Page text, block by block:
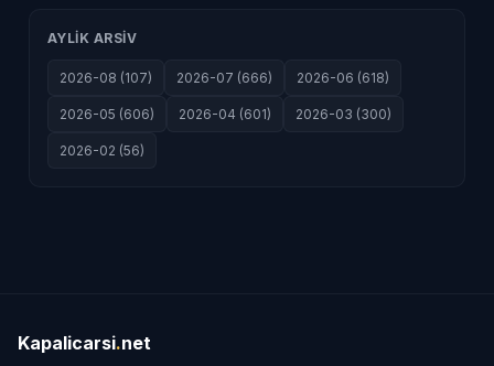
AYLIK ARSIV
2026-08 (107) 2026-07 (666) 2026-06 (618)
2026-05 (606) 2026-04 (601) 2026-03 (300)
2026-02 (56)
Kapalicarsi.net